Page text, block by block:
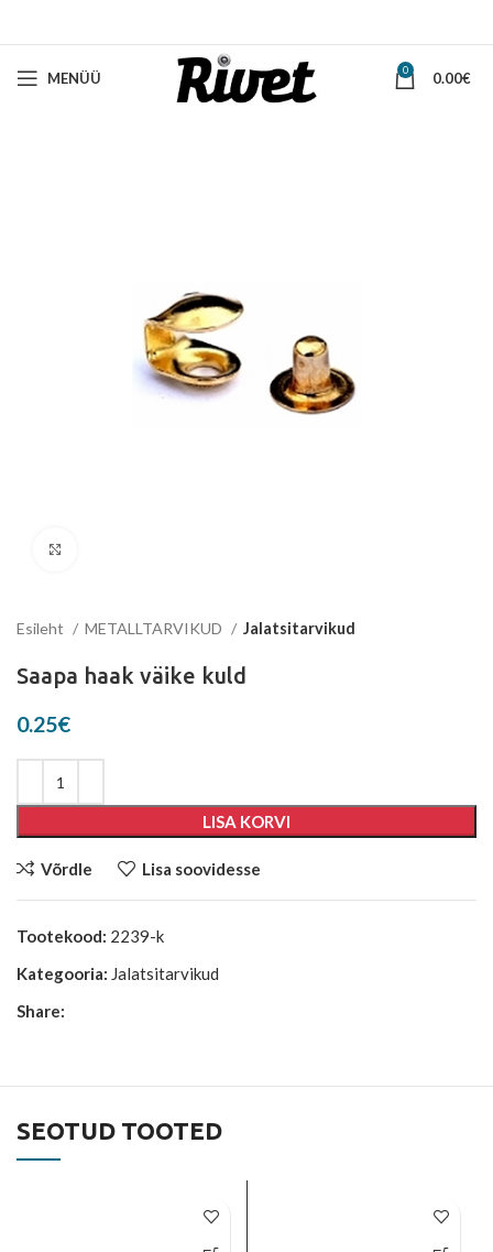
MENÜÜ 0 0.00€
Esileht METALLTARVIKUD Jalatsitarvikud
Saapa haak väike kuld
0.25€
LISA KORVI
Võrdle Lisa soovidesse
Tootekood: 2239-k
Kategooria: Jalatsitarvikud
Share:
SEOTUD TOOTED